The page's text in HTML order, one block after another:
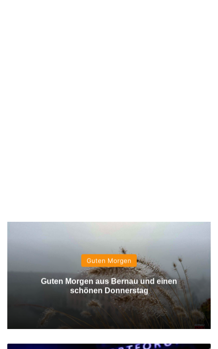
Guten Morgen
Guten Morgen aus Bernau und einen
schönen Donnerstag